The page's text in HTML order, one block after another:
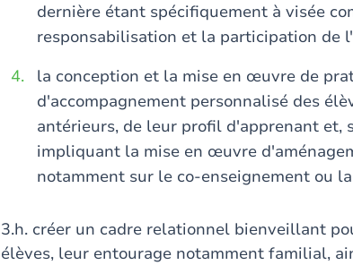
dernière étant spécifiquement à visée
responsabilisation et la participation de
la conception et la mise en œuvre de
d'accompagnement personnalisé des
antérieurs, de leur profil d'apprenant et,
impliquant la mise en œuvre
notamment sur le co-enseignement ou
3.h. créer un cadre relationnel bienveillant
élèves, leur entourage notamment familial,